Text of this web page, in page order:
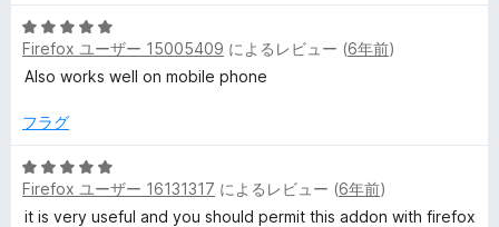
5
段
階
5
評
価
Firefox ユーザー 15005409 によるレビュー (6年前)
Also works well on mobile phone
フラグ
5
段
階
Firefox ユーザー 16131317 によるレビュー (6年前)
it is very useful and you should permit this addon with firefox